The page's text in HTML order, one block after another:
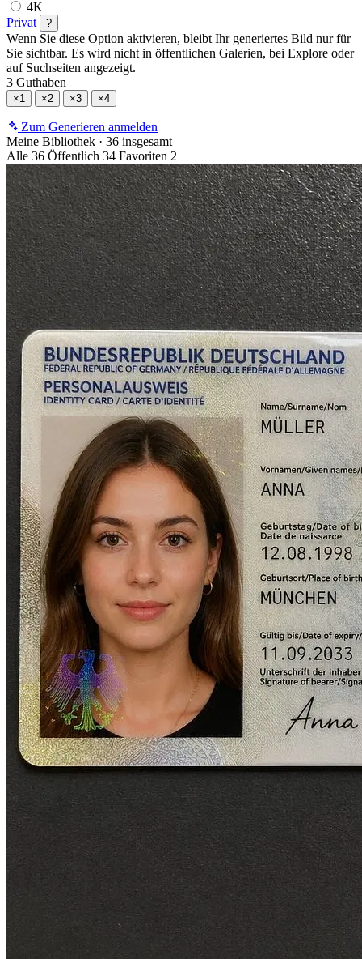
4K
Privat
?
Wenn Sie diese Option aktivieren, bleibt Ihr generiertes Bild nur für
Sie sichtbar. Es wird nicht in öffentlichen Galerien, bei Explore oder
auf Suchseiten angezeigt.
3 Guthaben
×1 ×2 ×3 ×4
Zum Generieren anmelden
Meine Bibliothek · 36 insgesamt
Alle 36 Öffentlich 34 Favoriten 2